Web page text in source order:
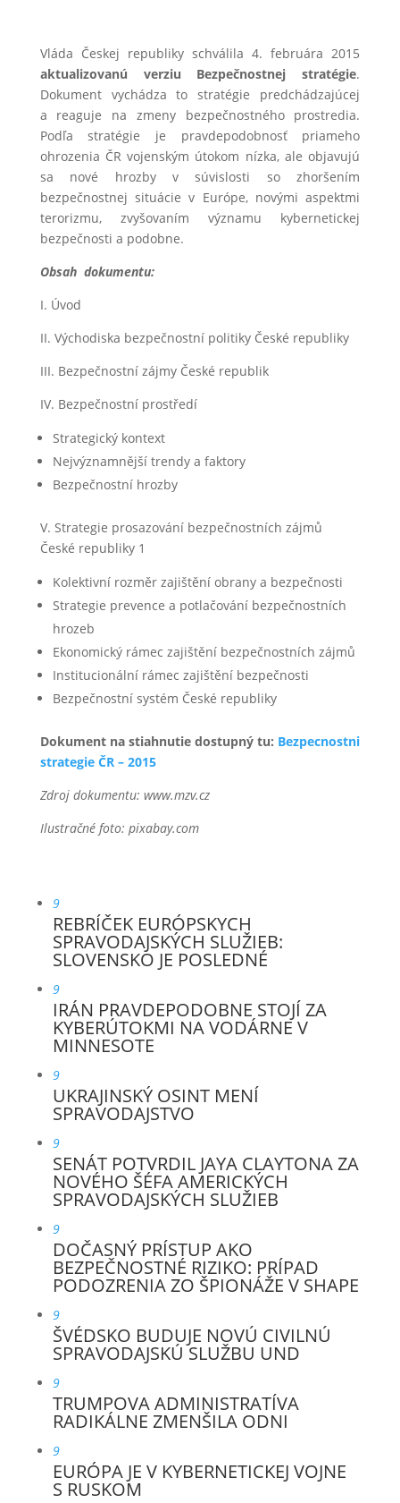
Vláda Českej republiky schválila 4. februára 2015
aktualizovanú verziu Bezpečnostnej stratégie.
Dokument vychádza to stratégie predchádzajúcej
a reaguje na zmeny bezpečnostného prostredia.
Podľa stratégie je pravdepodobnosť priameho
ohrozenia ČR vojenským útokom nízka, ale objavujú
sa nové hrozby v súvislosti so zhoršením
bezpečnostnej situácie v Európe, novými aspektmi
terorizmu, zvyšovaním významu kybernetickej
bezpečnosti a podobne.
Obsah dokumentu:
I. Úvod
II. Východiska bezpečnostní politiky České republiky
III. Bezpečnostní zájmy České republik
IV. Bezpečnostní prostředí
Strategický kontext
Nejvýznamnější trendy a faktory
Bezpečnostní hrozby
V. Strategie prosazování bezpečnostních zájmů
České republiky 1
Kolektivní rozměr zajištění obrany a bezpečnosti
Strategie prevence a potlačování bezpečnostních
hrozeb
Ekonomický rámec zajištění bezpečnostních zájmů
Institucionální rámec zajištění bezpečnosti
Bezpečnostní systém České republiky
Dokument na stiahnutie dostupný tu: Bezpecnostni
strategie ČR – 2015
Zdroj dokumentu: www.mzv.cz
Ilustračné foto: pixabay.com
9
REBRÍČEK EURÓPSKYCH
SPRAVODAJSKÝCH SLUŽIEB:
SLOVENSKO JE POSLEDNÉ
9
IRÁN PRAVDEPODOBNE STOJÍ ZA
KYBERÚTOKMI NA VODÁRNE V
MINNESOTE
9
UKRAJINSKÝ OSINT MENÍ
SPRAVODAJSTVO
9
SENÁT POTVRDIL JAYA CLAYTONA ZA
NOVÉHO ŠÉFA AMERICKÝCH
SPRAVODAJSKÝCH SLUŽIEB
9
DOČASNÝ PRÍSTUP AKO
BEZPEČNOSTNÉ RIZIKO: PRÍPAD
PODOZRENIA ZO ŠPIONÁŽE V SHAPE
9
ŠVÉDSKO BUDUJE NOVÚ CIVILNÚ
SPRAVODAJSKÚ SLUŽBU UND
9
TRUMPOVA ADMINISTRATÍVA
RADIKÁLNE ZMENŠILA ODNI
9
EURÓPA JE V KYBERNETICKEJ VOJNE
S RUSKOM